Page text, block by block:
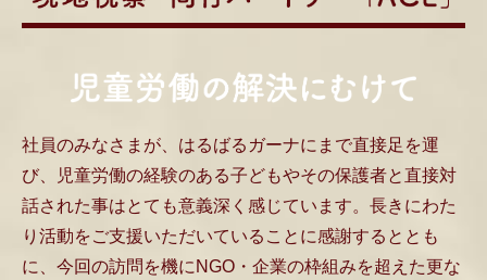
社員のみなさまが、はるばるガーナにまで直接足を運
び、児童労働の経験のある子どもやその保護者と直接対
話された事はとても意義深く感じています。長きにわた
り活動をご支援いただいていることに感謝するととも
に、今回の訪問を機にNGO・企業の枠組みを超えた更な